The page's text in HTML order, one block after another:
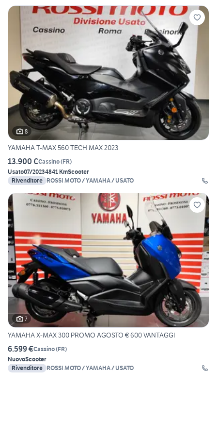
8
YAMAHA T-MAX 560 TECH MAX 2023
13.900 €Cassino(FR)
Usato07/20234841 KmScooter
Rivenditore ROSSI MOTO / YAMAHA / USATO
7
YAMAHA X-MAX 300 PROMO AGOSTO € 600 VANTAGGI
6.599 €Cassino(FR)
NuovoScooter
Rivenditore ROSSI MOTO / YAMAHA / USATO